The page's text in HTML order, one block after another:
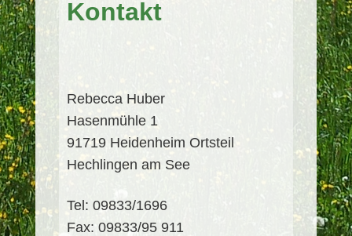
Kontakt
Rebecca Huber
Hasenmühle 1
91719 Heidenheim Ortsteil
Hechlingen am See
Tel: 09833/1696
Fax: 09833/95 911